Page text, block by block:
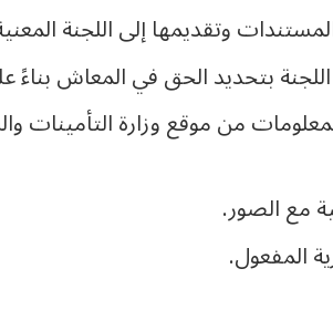
وتقديمها إلى اللجنة
بتحديد الحق في المعاش بناءً
من موقع وزارة التأمينات
مع الصور.
المفعول.